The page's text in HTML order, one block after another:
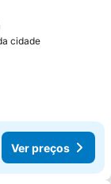
favoritos
cidade
Ver preços